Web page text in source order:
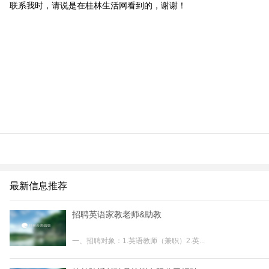
联系我时，请说是在桂林生活网看到的，谢谢！
最新信息推荐
招聘英语家教老师&助教
一、招聘对象：1.英语教师（兼职）2.英...